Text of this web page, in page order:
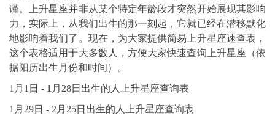
谨。上升星座并非从某个特定年龄段才突然开始展现其影响
力，实际上，从我们出生的那一刻起，它就已经在潜移默化
地影响着我们了。现在，为大家提供简易上升星座速查表，
这个表格适用于大多数人，方便大家快速查询上升星座（依
据阳历出生月份和时间）。
1月1日 - 1月28日出生的人上升星座查询表
1月29日 - 2月25日出生的人上升星座查询表